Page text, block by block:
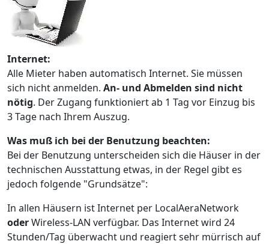
Internet:
Alle Mieter haben automatisch Internet. Sie müssen
sich nicht anmelden. An- und Abmelden sind nicht
nötig. Der Zugang funktioniert ab 1 Tag vor Einzug bis
3 Tage nach Ihrem Auszug.
Was muß ich bei der Benutzung beachten:
Bei der Benutzung unterscheiden sich die Häuser in der
technischen Ausstattung etwas, in der Regel gibt es
jedoch folgende "Grundsätze":
In allen Häusern ist Internet per LocalAeraNetwork
oderWireless-LAN verfügbar. Das Internet wird 24
Stunden/Tag überwacht und reagiert sehr mürrisch auf